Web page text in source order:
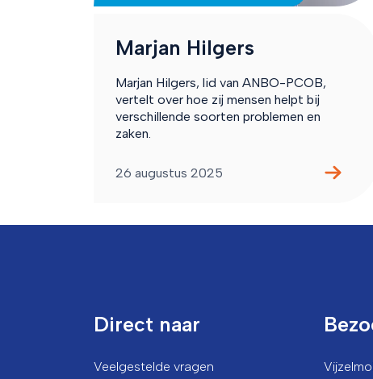
Marjan Hilgers
Marjan Hilgers, lid van ANBO-PCOB,
vertelt over hoe zij mensen helpt bij
verschillende soorten problemen en
zaken.
26 augustus 2025
Direct naar
Veelgestelde vragen